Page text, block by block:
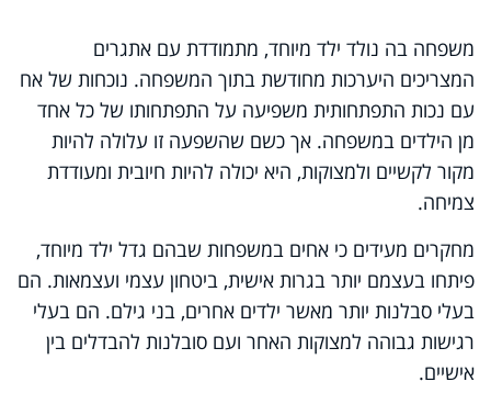
משפחה בה נולד ילד מיוחד, מתמודדת עם אתגרים
המצריכים היערכות מחודשת בתוך המשפחה. נוכחות של אח
עם נכות התפתחותית משפיעה על התפתחותו של כל אחד
מן הילדים במשפחה. אך כשם שהשפעה זו עלולה להיות
מקור לקשיים ולמצוקות, היא יכולה להיות חיובית ומעודדת
צמיחה.
מחקרים מעידים כי אחים במשפחות שבהם גדל ילד מיוחד,
פיתחו בעצמם יותר בגרות אישית, ביטחון עצמי ועצמאות. הם
בעלי סבלנות יותר מאשר ילדים אחרים, בני גילם. הם בעלי
רגישות גבוהה למצוקות האחר ועם סובלנות להבדלים בין
אישיים.